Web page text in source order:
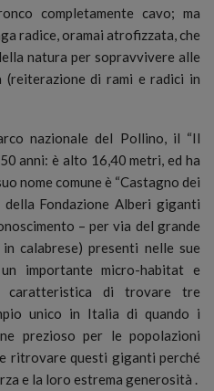
completamente cavo; ma
radice, oramai atrofizzata, che
natura per sopravvivere alle
di rami e radici in
nazionale del Pollino, il “Il
anni: è alto 16,40 metri, ed ha
nome comune è “Castagno dei
Fondazione Alberi giganti
– per via del grande
calabrese) presenti nelle sue
importante micro-habitat e
caratteristica di trovare tre
unico in Italia di quando i
prezioso per le popolazioni
ritrovare questi giganti perché
e la loro estrema generosità .